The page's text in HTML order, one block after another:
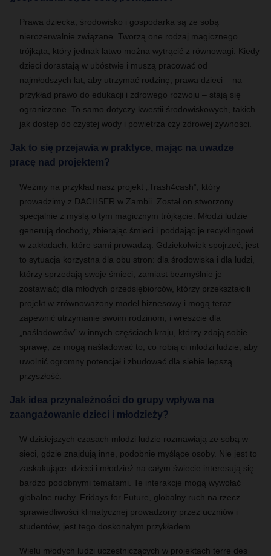
Prawa dziecka, środowisko i gospodarka są ze sobą
nierozerwalnie związane. Tworzą one rodzaj magicznego
trójkąta, który jednak łatwo można wytrącić z równowagi. Kiedy
dzieci dorastają w ubóstwie i muszą pracować od
najmłodszych lat, aby utrzymać rodzinę, prawa dzieci – na
przykład prawo do edukacji i zdrowego rozwoju – stają się
ograniczone. To samo dotyczy kwestii środowiskowych, takich
jak dostęp do czystej wody i powietrza czy zdrowej żywności.
Jak to się przejawia w praktyce, mając na uwadze
pracę nad projektem?
Weźmy na przykład nasz projekt „Trash4cash”, który
prowadzimy z DACHSER w Zambii. Został on stworzony
specjalnie z myślą o tym magicznym trójkącie. Młodzi ludzie
generują dochody, zbierając śmieci i poddając je recyklingowi
w zakładach, które sami prowadzą. Gdziekolwiek spojrzeć, jest
to sytuacja korzystna dla obu stron: dla środowiska i dla ludzi,
którzy sprzedają swoje śmieci, zamiast bezmyślnie je
zostawiać; dla młodych przedsiębiorców, którzy przekształcili
projekt w zrównoważony model biznesowy i mogą teraz
zapewnić utrzymanie swoim rodzinom; i wreszcie dla
„naśladowców” w innych częściach kraju, którzy zdają sobie
sprawę, że mogą naśladować to, co robią ci młodzi ludzie, aby
uwolnić ogromny potencjał i zbudować dla siebie lepszą
przyszłość.
Jak idea przynależności do grupy wpływa na
zaangażowanie dzieci i młodzieży?
W dzisiejszych czasach młodzi ludzie rozmawiają ze sobą w
sieci, gdzie znajdują inne, podobnie myślące osoby. Nie jest to
zaskakujące: dzieci i młodzież na całym świecie interesują się
bardzo podobnymi tematami. Te interakcje mogą wywołać
globalne ruchy. Fridays for Future, globalny ruch na rzecz
sprawiedliwości klimatycznej prowadzony przez uczniów i
studentów, jest tego doskonałym przykładem.
Wielu młodych ludzi uczestniczących w projektach terre des